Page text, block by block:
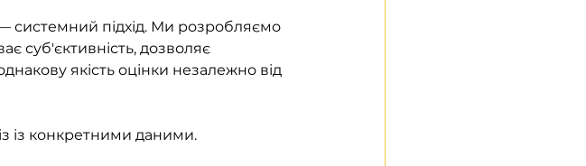
— системний підхід. Ми розробляємо
суб'єктивність, дозволяє
якість оцінки незалежно від
із конкретними даними.